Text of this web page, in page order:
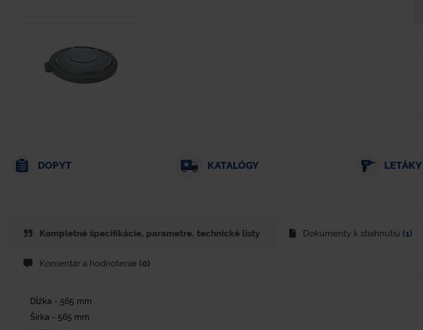
DOPYT KATALÓGY LETÁKY
Kompletné špecifikácie, parametre. technické listy Dokumenty k stiahnutiu (1)
Komentár a hodnotenie (0)
Dĺžka - 565 mm
Šírka - 565 mm